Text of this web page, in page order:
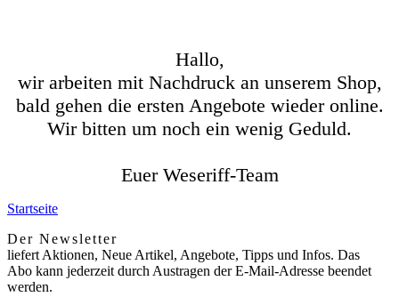
Hallo,
wir arbeiten mit Nachdruck an unserem Shop,
bald gehen die ersten Angebote wieder online.
Wir bitten um noch ein wenig Geduld.
Euer Weseriff-Team
Startseite
Der Newsletter
liefert Aktionen, Neue Artikel, Angebote, Tipps und Infos. Das
Abo kann jederzeit durch Austragen der E-Mail-Adresse beendet
werden.